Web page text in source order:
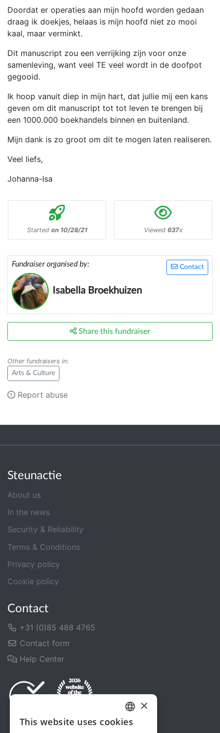
Doordat er operaties aan mijn hoofd worden gedaan
draag ik doekjes, helaas is mijn hoofd niet zo mooi
kaal, maar verminkt.
Dit manuscript zou een verrijking zijn voor onze
samenleving, want veel TE veel wordt in de doofpot
gegooid.
Ik hoop vanuit diep in mijn hart, dat jullie mij een kans
geven om dit manuscript tot tot leven te brengen bij
een 1000.000 boekhandels binnen en buitenland.
Mijn dank is zo groot om dit te mogen laten realiseren.
Veel liefs,
Johanna-Isa
Started on 10/28/21 Viewed 637x
Contact
Fundraiser organised by:
Isabella Broekhuizen
Share this fundraiser
Other fundraisers in:
Arts & Culture
Report abuse
Steunactie
About us
In the news
Security & Reliability
Terms & Conditions
Privacy policy
Cookie policy
Contact
+31 (0)85 488 4765
Contact form
Help Center
DUTCH
×
This website uses cookies